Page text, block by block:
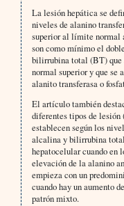
La lesión hepática se
niveles de alanino
superior al límite normal
son como mínimo el
bilirrubina total (BT)
normal superior y que se
alanito transferasa o
El artículo también
diferentes tipos de
establecen según los
alcalina y bilirrubina
hepatocelular cuando en
elevación de la alanino
empieza con un
cuando hay un aumento
patrón mixto.